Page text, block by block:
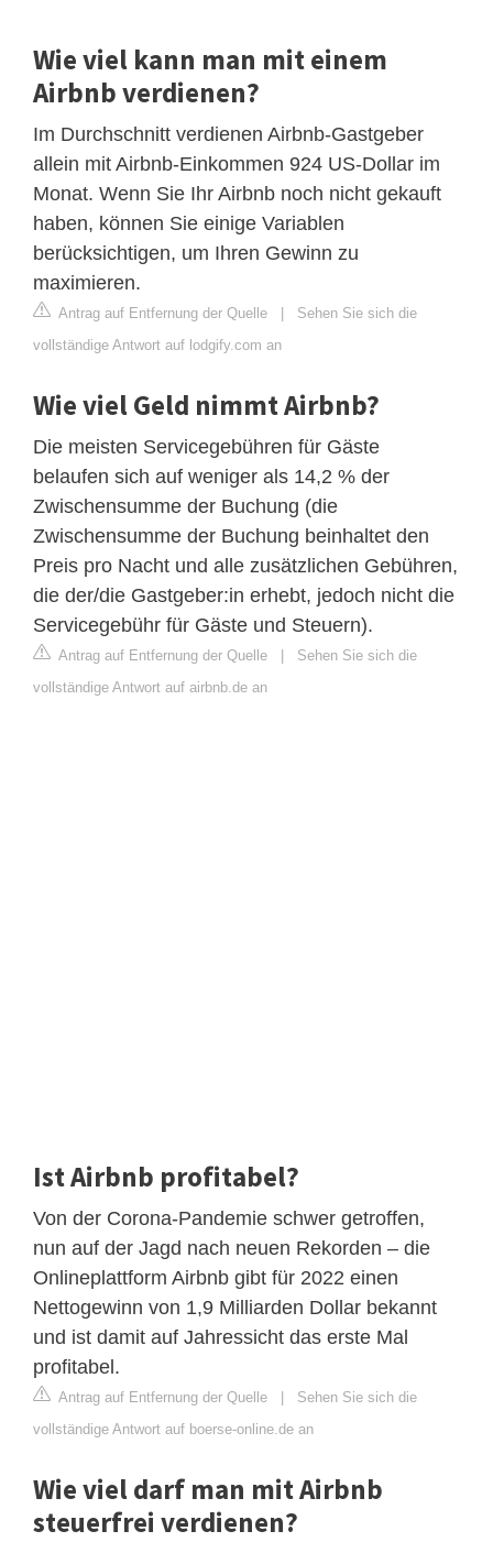
Wie viel kann man mit einem
Airbnb verdienen?
Im Durchschnitt verdienen Airbnb-Gastgeber
allein mit Airbnb-Einkommen 924 US-Dollar im
Monat. Wenn Sie Ihr Airbnb noch nicht gekauft
haben, können Sie einige Variablen
berücksichtigen, um Ihren Gewinn zu
maximieren.
Antrag auf Entfernung der Quelle
Sehen Sie sich die
vollständige Antwort auf lodgify.com an
Wie viel Geld nimmt Airbnb?
Die meisten Servicegebühren für Gäste
belaufen sich auf weniger als 14,2 % der
Zwischensumme der Buchung (die
Zwischensumme der Buchung beinhaltet den
Preis pro Nacht und alle zusätzlichen Gebühren,
die der/die Gastgeber:in erhebt, jedoch nicht die
Servicegebühr für Gäste und Steuern).
Antrag auf Entfernung der Quelle
Sehen Sie sich die
vollständige Antwort auf airbnb.de an
Ist Airbnb profitabel?
Von der Corona-Pandemie schwer getroffen,
nun auf der Jagd nach neuen Rekorden – die
Onlineplattform Airbnb gibt für 2022 einen
Nettogewinn von 1,9 Milliarden Dollar bekannt
und ist damit auf Jahressicht das erste Mal
profitabel.
Antrag auf Entfernung der Quelle
Sehen Sie sich die
vollständige Antwort auf boerse-online.de an
Wie viel darf man mit Airbnb
steuerfrei verdienen?